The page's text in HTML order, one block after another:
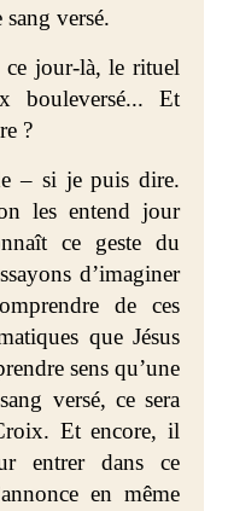
versé.
ce jour-là, le rituel
bouleversé... Et
?
– si je puis dire.
les entend jour
ce geste du
d’imaginer
de ces
que Jésus
sens qu’une
versé, ce sera
Et encore, il
entrer dans ce
en même